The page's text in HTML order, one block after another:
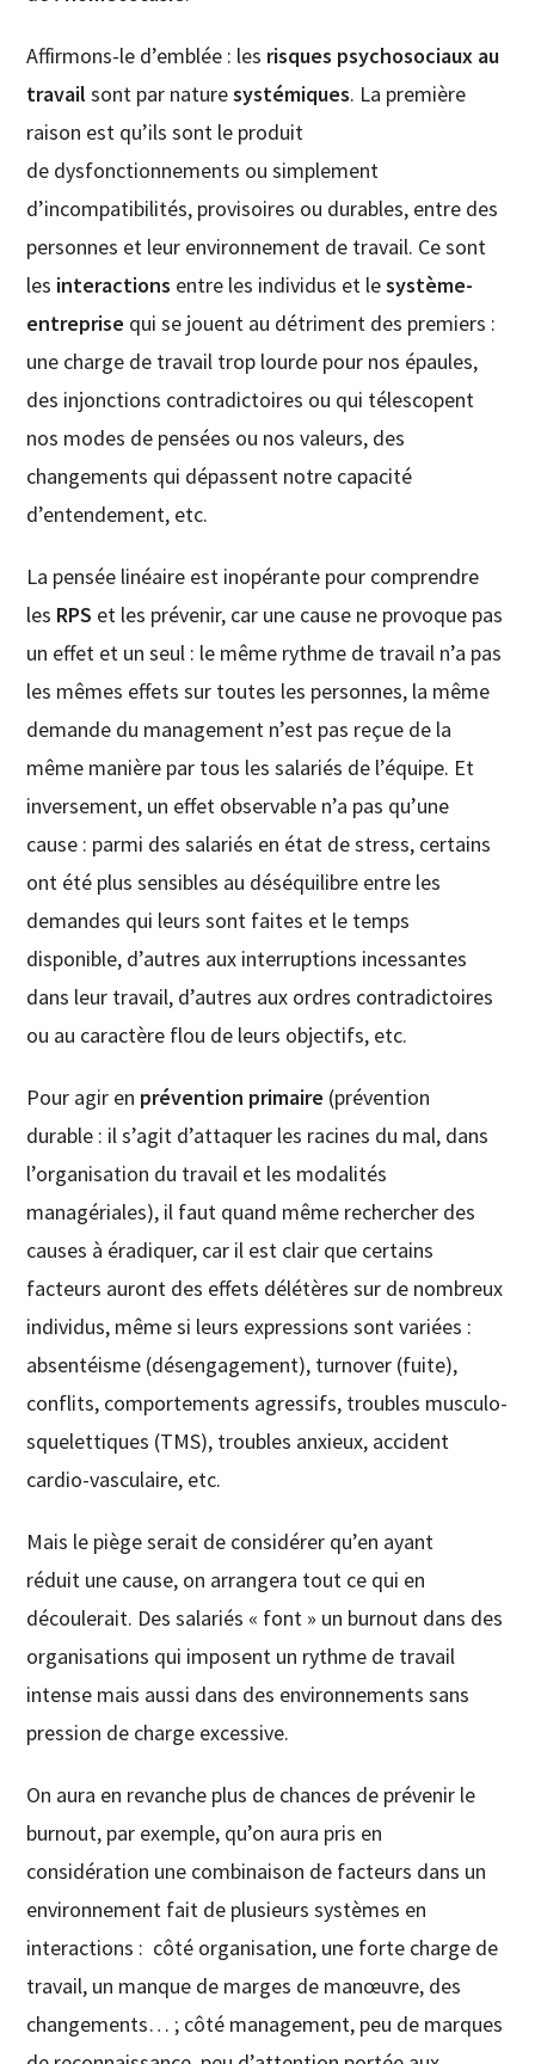
Affirmons-le d’emblée : les risques psychosociaux au
travail sont par naturesystémiques. La première
raison est qu’ils sont le produit
de dysfonctionnements ou simplement
d’incompatibilités, provisoires ou durables, entre des
personnes et leur environnement de travail. Ce sont
les interactions entre les individus et lesystème-
entreprise qui se jouent au détriment des premiers :
une charge de travail trop lourde pour nos épaules,
des injonctions contradictoires ou qui télescopent
nos modes de pensées ou nos valeurs, des
changements qui dépassent notre capacité
d’entendement, etc.
La pensée linéaire est inopérante pour comprendre
les RPS et les prévenir, car une cause ne provoque pas
un effet et un seul : le même rythme de travail n’a pas
les mêmes effets sur toutes les personnes, la même
demande du management n’est pas reçue de la
même manière par tous les salariés de l’équipe. Et
inversement, un effet observable n’a pas qu’une
cause : parmi des salariés en état de stress, certains
ont été plus sensibles au déséquilibre entre les
demandes qui leurs sont faites et le temps
disponible, d’autres aux interruptions incessantes
dans leur travail, d’autres aux ordres contradictoires
ou au caractère flou de leurs objectifs, etc.
Pour agir en prévention primaire (prévention
durable : il s’agit d’attaquer les racines du mal, dans
l’organisation du travail et les modalités
managériales), il faut quand même rechercher des
causes à éradiquer, car il est clair que certains
facteurs auront des effets délétères sur de nombreux
individus, même si leurs expressions sont variées :
absentéisme (désengagement), turnover (fuite),
conflits, comportements agressifs, troubles musculo-
squelettiques (TMS), troubles anxieux, accident
cardio-vasculaire, etc.
Mais le piège serait de considérer qu’en ayant
réduit une cause, on arrangera tout ce qui en
découlerait. Des salariés « font » un burnout dans des
organisations qui imposent un rythme de travail
intense mais aussi dans des environnements sans
pression de charge excessive.
On aura en revanche plus de chances de prévenir le
burnout, par exemple, qu’on aura pris en
considération une combinaison de facteurs dans un
environnement fait de plusieurs systèmes en
interactions : côté organisation, une forte charge de
travail, un manque de marges de manœuvre, des
changements… ; côté management, peu de marques